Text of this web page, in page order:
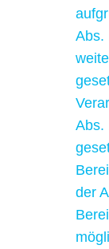
Abs.
Abs.
der